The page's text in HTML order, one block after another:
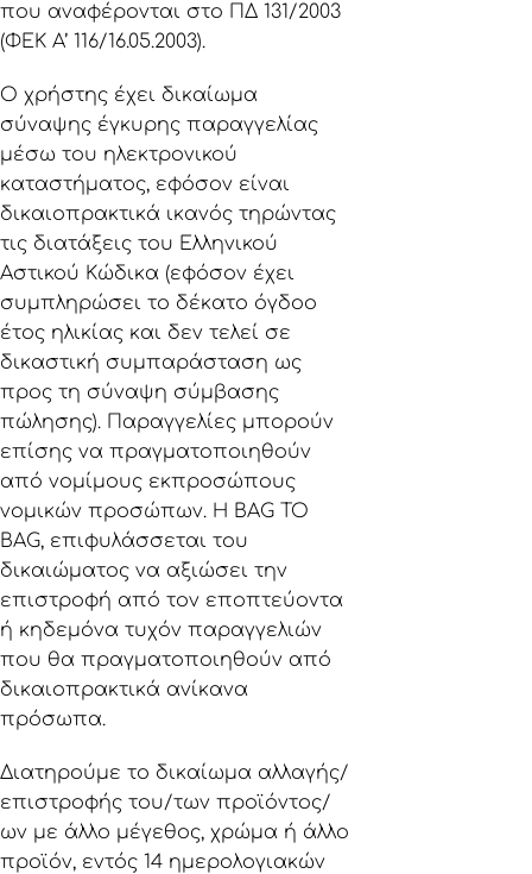
που αναφέρονται στο ΠΔ 131/2003
(ΦΕΚ Α’ 116/16.05.2003).
Ο χρήστης έχει δικαίωμα
σύναψης έγκυρης παραγγελίας
μέσω του ηλεκτρονικού
καταστήματος, εφόσον είναι
δικαιοπρακτικά ικανός τηρώντας
τις διατάξεις του Ελληνικού
Αστικού Κώδικα (εφόσον έχει
συμπληρώσει το δέκατο όγδοο
έτος ηλικίας και δεν τελεί σε
δικαστική συμπαράσταση ως
προς τη σύναψη σύμβασης
πώλησης). Παραγγελίες μπορούν
επίσης να πραγματοποιηθούν
από νομίμους εκπροσώπους
νομικών προσώπων. Η BAG TO
BAG, επιφυλάσσεται του
δικαιώματος να αξιώσει την
επιστροφή από τον εποπτεύοντα
ή κηδεμόνα τυχόν παραγγελιών
που θα πραγματοποιηθούν από
δικαιοπρακτικά ανίκανα
πρόσωπα.
Διατηρούμε το δικαίωμα αλλαγής/
επιστροφής του/των προϊόντος/
ων με άλλο μέγεθος, χρώμα ή άλλο
προϊόν, εντός 14 ημερολογιακών